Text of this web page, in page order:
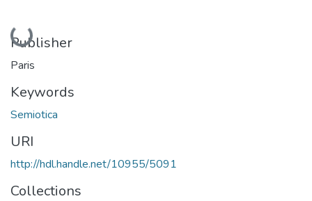
Loading...
Publisher
Paris
Keywords
Semiotica
URI
http://hdl.handle.net/10955/5091
Collections